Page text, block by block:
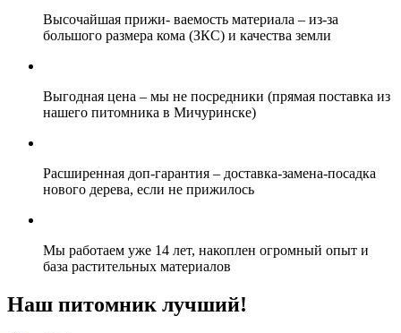
Высочайшая прижи- ваемость материала – из-за
большого размера кома (ЗКС) и качества земли
Выгодная цена – мы не посредники (прямая поставка из
нашего питомника в Мичуринске)
Расширенная доп-гарантия – доставка-замена-посадка
нового дерева, если не прижилось
Мы работаем уже 14 лет, накоплен огромный опыт и
база растительных материалов
Наш питомник лучший!